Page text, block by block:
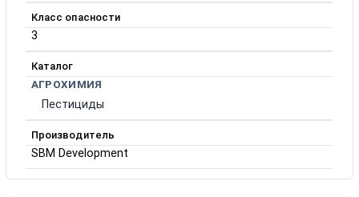
Класс опасности
3
Каталог
АГРОХИМИЯ
Пестициды
Производитель
SBM Development